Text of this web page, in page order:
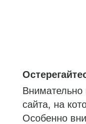
Внимательно
сайта, на
Особенно